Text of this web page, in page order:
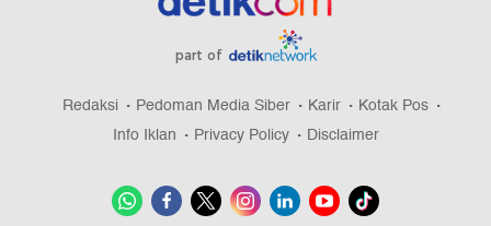
part of
Redaksi Pedoman Media Siber Karir
Kotak Pos
Info Iklan
Privacy Policy Disclaimer